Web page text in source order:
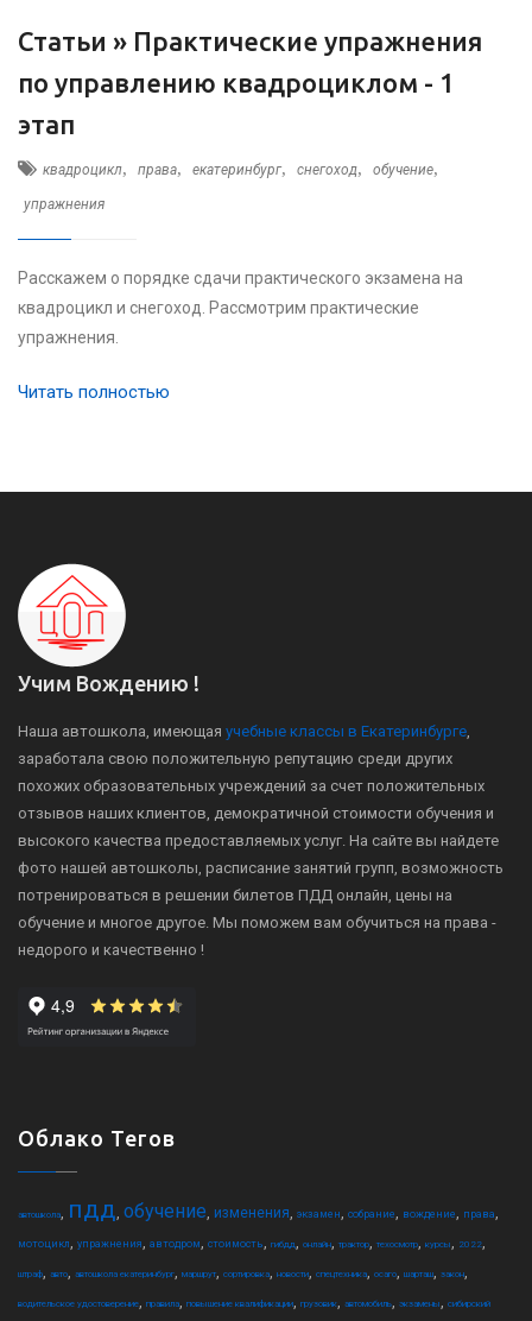
Статьи » Практические упражнения
по управлению квадроциклом - 1
этап
квадроцикл, права, екатеринбург, снегоход, обучение,
упражнения
Расскажем о порядке сдачи практического экзамена на
квадроцикл и снегоход. Рассмотрим практические
упражнения.
Читать полностью
Учим Вождению !
Наша автошкола, имеющая учебные классы в Екатеринбурге,
заработала свою положительную репутацию среди других
похожих образовательных учреждений за счет положительных
отзывов наших клиентов, демократичной стоимости обучения и
высокого качества предоставляемых услуг. На сайте вы найдете
фото нашей автошколы, расписание занятий групп, возможность
потренироваться в решении билетов ПДД онлайн, цены на
обучение и многое другое. Мы поможем вам обучиться на права -
недорого и качественно !
Облако Тегов
автошкола, пдд, обучение, изменения, экзамен, собрание, вождение, права,
мотоцикл, упражнения, автодром, стоимость, гибдд, онлайн, трактор, техосмотр, курсы, 2022,
штраф, авто, автошкола екатеринбург, маршрут, сортировка, новости, спецтехника, осаго, шарташ, закон,
водительское удостоверение, правила, повышение квалификации, грузовик, автомобиль, экзамены, сибирский